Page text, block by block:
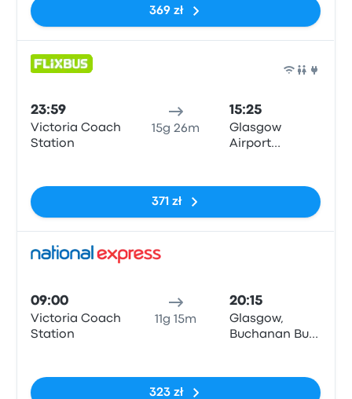
369 zł
23:59
Victoria Coach
Station
15g 26m
15:25
Glasgow
Airport
371 zł
09:00
Victoria Coach
Station
11g 15m
20:15
Glasgow,
Buchanan Bus
323 zł